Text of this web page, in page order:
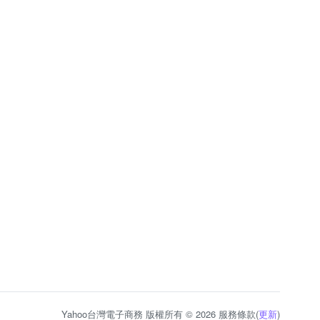
Yahoo台灣電子商務 版權所有 © 2026 服務條款(更新)